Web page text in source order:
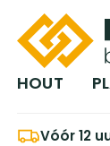
Ga naar
HOUT
Vóór 12